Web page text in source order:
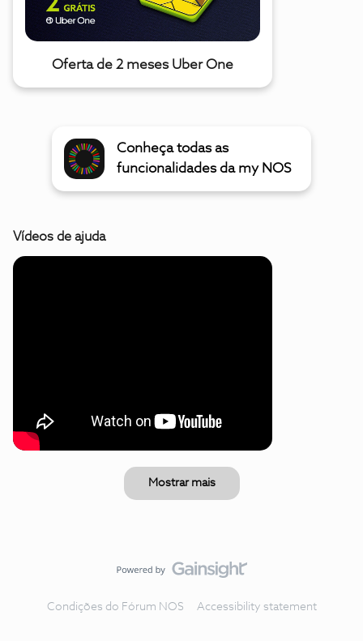
Oferta de 2 meses Uber One
Conheça todas as
funcionalidades da my NOS
Vídeos de ajuda
Mostrar mais
Condições do Fórum NOS Accessibility statement